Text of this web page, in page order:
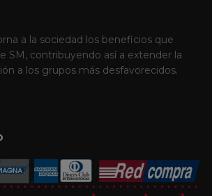
a la sociedad los beneficios que
SM, contribuyendo así a extender la
a los grupos más desfavorecidos.